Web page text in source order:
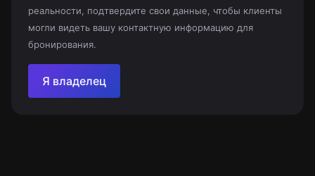
реальности, подтвердите свои данные, чтобы клиенты
могли видеть вашу контактную информацию для
бронирования.
Я владелец